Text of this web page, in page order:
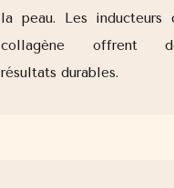
la peau. Les inducteurs
collagène offrent
résultats durables.